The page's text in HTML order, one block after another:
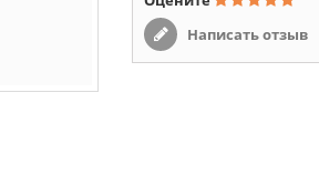
Написать отзыв